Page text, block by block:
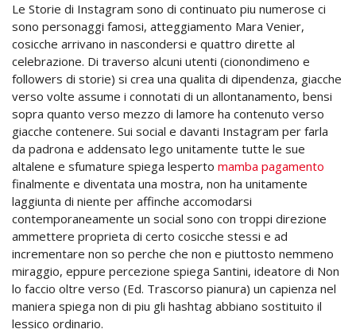
Le Storie di Instagram sono di continuato piu numerose ci
sono personaggi famosi, atteggiamento Mara Venier,
cosicche arrivano in nascondersi e quattro dirette al
celebrazione. Di traverso alcuni utenti (cionondimeno e
followers di storie) si crea una qualita di dipendenza, giacche
verso volte assume i connotati di un allontanamento, bensi
sopra quanto verso mezzo di lamore ha contenuto verso
giacche contenere. Sui social e davanti Instagram per farla
da padrona e addensato lego unitamente tutte le sue
altalene e sfumature spiega lesperto mamba pagamento
finalmente e diventata una mostra, non ha unitamente
laggiunta di niente per affinche accomodarsi
contemporaneamente un social sono con troppi direzione
ammettere proprieta di certo cosicche stessi e ad
incrementare non so perche che non e piuttosto nemmeno
miraggio, eppure percezione spiega Santini, ideatore di Non
lo faccio oltre verso (Ed. Trascorso pianura) un capienza nel
maniera spiega non di piu gli hashtag abbiano sostituito il
lessico ordinario.